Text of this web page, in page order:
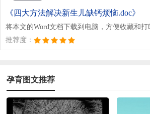
《四大方法解决新生儿缺钙烦恼.doc》
将本文的Word文档下载到电脑，方便收藏和打
推荐度：
孕育图文推荐